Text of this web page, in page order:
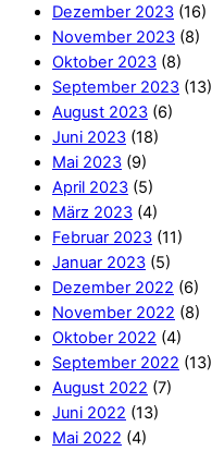
Dezember 2023 (16)
November 2023 (8)
Oktober 2023 (8)
September 2023 (13)
August 2023 (6)
Juni 2023 (18)
Mai 2023 (9)
April 2023 (5)
März 2023 (4)
Februar 2023 (11)
Januar 2023 (5)
Dezember 2022 (6)
November 2022 (8)
Oktober 2022 (4)
September 2022 (13)
August 2022 (7)
Juni 2022 (13)
Mai 2022 (4)